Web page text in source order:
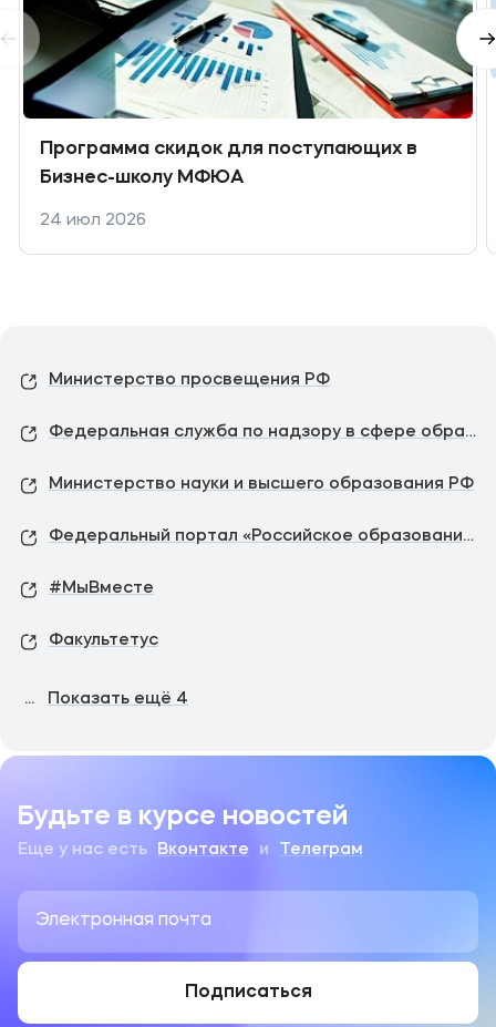
Программа скидок для поступающих в
Бизнес-школу МФЮА
24 июл 2026
Министерство просвещения РФ
Федеральная служба по надзору в сфере образования и науки
Министерство науки и высшего образования РФ
Федеральный портал «Российское образование»
#МыВместе
Факультетус
... Показать ещё 4
Будьте в курсе новостей
Еще у нас есть Вконтакте и Телеграм
Подписаться